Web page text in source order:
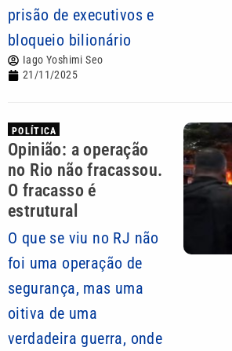
prisão de executivos e
bloqueio bilionário
Iago Yoshimi Seo
21/11/2025
POLÍTICA
Opinião: a operação
no Rio não fracassou.
O fracasso é
estrutural
O que se viu no RJ não
foi uma operação de
segurança, mas uma
oitiva de uma
verdadeira guerra, onde